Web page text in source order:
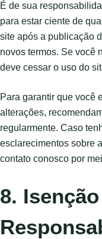
É de sua
para estar ciente de
site após a publicação
novos termos. Se você
deve cessar o uso do
Para garantir que você
alterações,
regularmente. Caso
esclarecimentos sobre
contato conosco por
8.